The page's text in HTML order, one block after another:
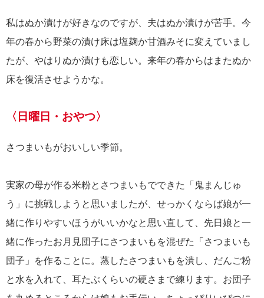
私はぬか漬けが好きなのですが、夫はぬか漬けが苦手。今
年の春から野菜の漬け床は塩麹か甘酒みそに変えていまし
たが、やはりぬか漬けも恋しい。来年の春からはまたぬか
床を復活させようかな。
〈日曜日・おやつ〉
さつまいもがおいしい季節。
実家の母が作る米粉とさつまいもでできた「鬼まんじゅ
う」に挑戦しようと思いましたが、せっかくならば娘が一
緒に作りやすいほうがいいかなと思い直して、先日娘と一
緒に作ったお月見団子にさつまいもを混ぜた「さつまいも
団子」を作ることに。蒸したさつまいもを潰し、だんご粉
と水を入れて、耳たぶくらいの硬さまで練ります。お団子